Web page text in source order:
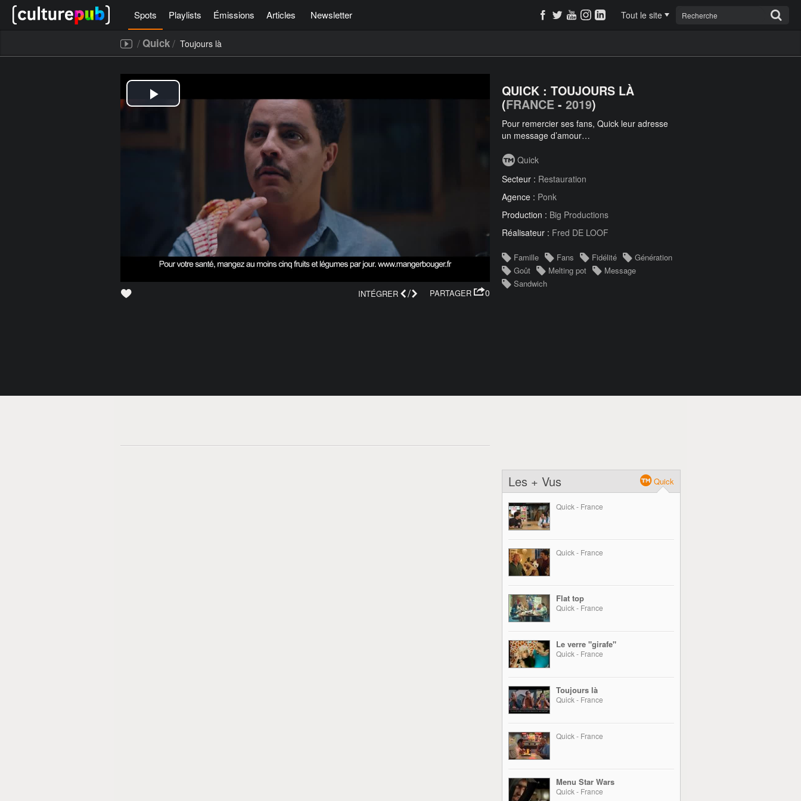
Spots Playlists Émissions Articles Newsletter Tout le site
/Quick/ Toujours là
PARTAGER 0
INTÉGRER /
QUICK : TOUJOURS LÀ
(FRANCE - 2019)
Pour remercier ses fans, Quick leur adresse
un message d’amour…
Quick
Secteur : Restauration
Agence : Ponk
Production : Big Productions
Réalisateur : Fred DE LOOF
Famille Fans Fidélité
Génération
Goût
Melting pot
Message
Sandwich
Les + Vus Quick
Quick - France
Quick - France
Flat top
Quick - France
Le verre "girafe"
Quick - France
Toujours là
Quick - France
Quick - France
Menu Star Wars
Quick - France